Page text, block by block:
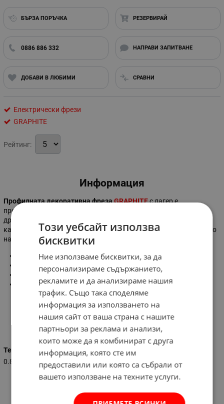
БЪРЗА ПОРЪЧКА РЕЗЕРВИРАЙ
0886 886 332 НАПРАВИ ЗАПИТВАНЕ
ДОБАВИ В ЛЮБИМИ СРАВНИ
Електрически фрези
GRAPHITE
Рейтинг:
Информация
Профилната декоративна фрезаGRAPHITEс лагер е
предназначена за прецизна обработка на дърво, PVC, ПДЧ и
други. Главата е оборудвана с режещи вложки от синтерован
карбид. Фрезата е оборудвана с лагер, който улеснява воденето
на фрезата.
Диаметър: ⌀ 34,9 мм
Диаметър на опашката:
⌀ 8 мм
За цилиндричен патронник
Характеристики
Тегло (кг.)
0.840
Този уебсайт използва
бисквитки
Ние използваме бисквитки, за да
персонализираме съдържанието,
рекламите и да анализираме нашия
трафик. Също така споделяме
информация за използването на
нашия сайт от ваша страна с нашите
партньори за реклама и анализи,
които може да я комбинират с друга
информация, която сте им
предоставили или която са събрали от
вашето използване на техните услуги.